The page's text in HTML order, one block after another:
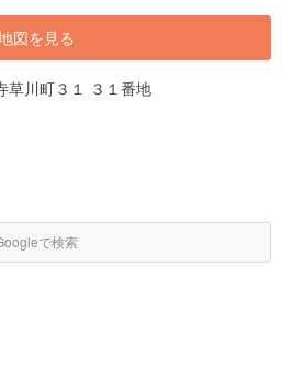
図を見る
草川町３１ ３１番地
で検索